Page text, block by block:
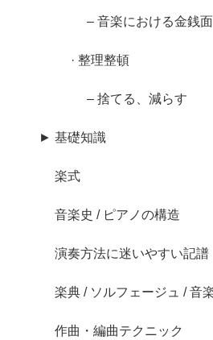
– 音楽における金銭面
· 整理整頓
– 捨てる、減らす
► 基礎知識
楽式
音楽史 / ピアノの構造
演奏方法に迷いやすい記譜
楽典 / ソルフェージュ / 音
作曲・編曲テクニック